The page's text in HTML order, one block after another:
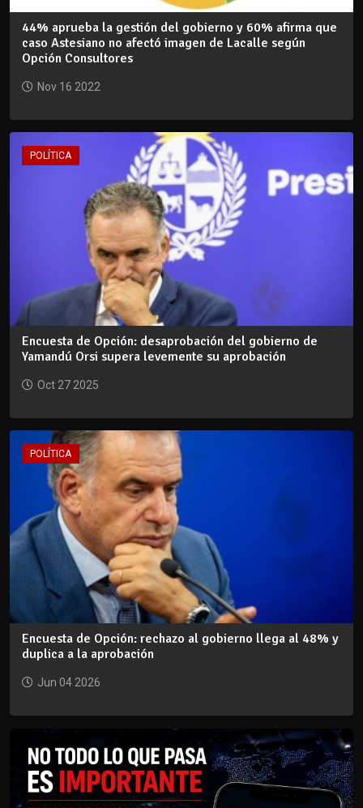
44% aprueba la gestión del gobierno y 60% afirma que
caso Astesiano no afectó imagen de Lacalle según
Opción Consultores
Nov 16 2022
POLÍTICA
Encuesta de Opción: desaprobación del gobierno de
Yamandú Orsi supera levemente su aprobación
Oct 27 2025
POLÍTICA
Encuesta de Opción: rechazo al gobierno llega al 48% y
duplica a la aprobación
Jun 04 2026